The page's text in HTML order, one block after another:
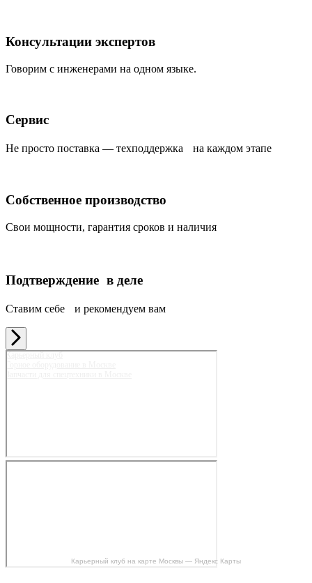
Консультации экспертов
Говорим с инженерами на одном языке.
Сервис
Не просто поставка — техподдержка на каждом этапе
Собственное производство
Свои мощности, гарантия сроков и наличия
Подтверждение в деле
Ставим себе и рекомендуем вам
Карьерный клуб на карте Москвы — Яндекс Карты